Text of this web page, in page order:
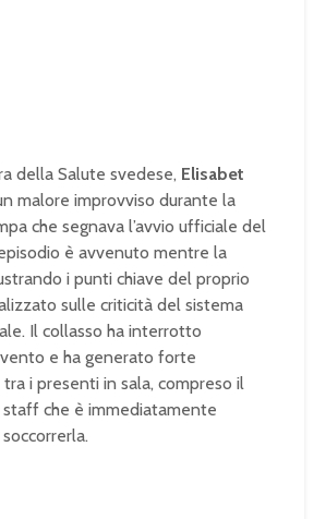
della Salute svedese, Elisabet
malore improvviso durante la
che segnava l’avvio ufficiale del
è avvenuto mentre la
i punti chiave del proprio
sulle criticità del sistema
Il collasso ha interrotto
e ha generato forte
i presenti in sala, compreso il
che è immediatamente